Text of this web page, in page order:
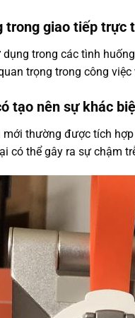
trong giao tiếp trực
trong các tình
trọng trong công
tạo nên sự khác
thường được tích
có thể gây ra sự chậm